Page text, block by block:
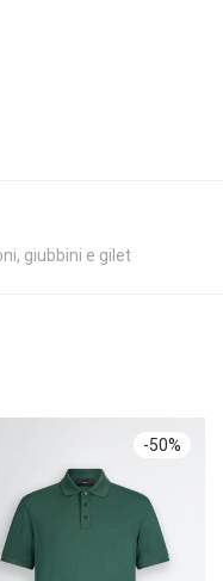
giubbini e gilet
-50%